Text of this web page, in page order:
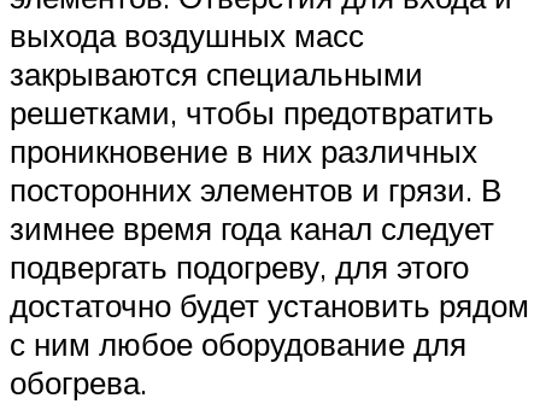
выхода воздушных масс
закрываются специальными
решетками, чтобы предотвратить
проникновение в них различных
посторонних элементов и грязи. В
зимнее время года канал следует
подвергать подогреву, для этого
достаточно будет установить рядом
с ним любое оборудование для
обогрева.